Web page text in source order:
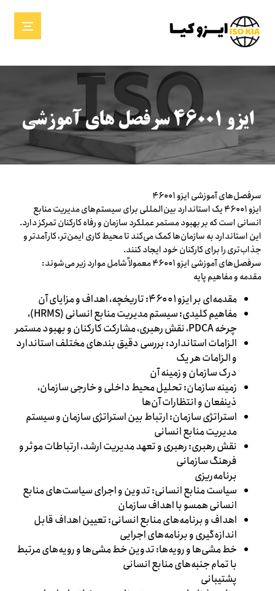
ایزو ۴۶۰۰۱ سرفصل های آموزشی
سرفصل‌های آموزشی ایزو ۴۶۰۰۱
ایزو ۴۶۰۰۱ یک استاندارد بین‌المللی برای سیستم‌های مدیریت منابع
انسانی است که بر بهبود مستمر عملکرد سازمان و رفاه کارکنان تمرکز دارد.
این استاندارد به سازمان‌ها کمک می‌کند تا محیط کاری ایمن‌تر، کارآمدتر و
جذاب‌تری را برای کارکنان خود ایجاد کنند.
سرفصل‌های آموزشی ایزو ۴۶۰۰۱ معمولاً شامل موارد زیر می‌شوند:
مقدمه و مفاهیم پایه
مقدمه‌ای بر ایزو ۴۶۰۰۱: تاریخچه، اهداف و مزایای آن
مفاهیم کلیدی: سیستم مدیریت منابع انسانی (HRMS)،
چرخه PDCA، نقش رهبری، مشارکت کارکنان و بهبود مستمر
الزامات استاندارد: بررسی دقیق بندهای مختلف استاندارد
و الزامات هر یک
درک سازمان و زمینه آن
زمینه سازمان: تحلیل محیط داخلی و خارجی سازمان،
ذینفعان و انتظارات آن‌ها
استراتژی سازمان: ارتباط بین استراتژی سازمان و سیستم
مدیریت منابع انسانی
نقش رهبری: رهبری و تعهد مدیریت ارشد، ارتباطات موثر و
فرهنگ سازمانی
برنامه‌ریزی
سیاست منابع انسانی: تدوین و اجرای سیاست‌های منابع
انسانی همسو با اهداف سازمان
اهداف و برنامه‌های منابع انسانی: تعیین اهداف قابل
اندازه‌گیری و برنامه‌های اجرایی
خط مشی‌ها و رویه‌ها: تدوین خط مشی‌ها و رویه‌های مرتبط
با تمام جنبه‌های منابع انسانی
پشتیبانی